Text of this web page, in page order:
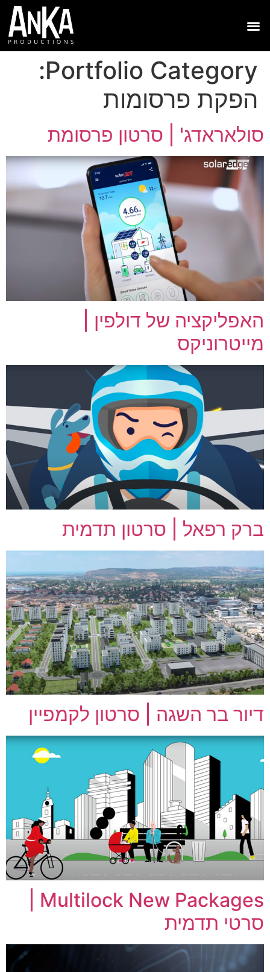
Portfolio Category:
הפקת פרסומות
סולאראדג' | סרטון פרסומת
האפליקציה של דולפין |
מייטרוניקס
ברק רפאל | סרטון תדמית
דיור בר השגה | סרטון לקמפיין
סרטי תדמית